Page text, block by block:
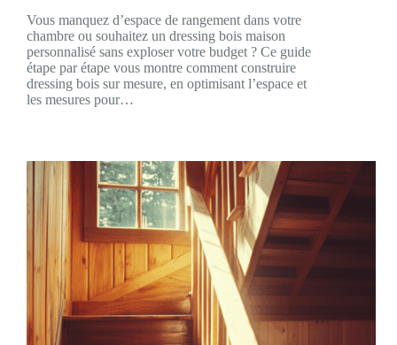
Vous manquez d’espace de rangement dans votre
chambre ou souhaitez un dressing bois maison
personnalisé sans exploser votre budget ? Ce guide
étape par étape vous montre comment construire
dressing bois sur mesure, en optimisant l’espace et
les mesures pour…